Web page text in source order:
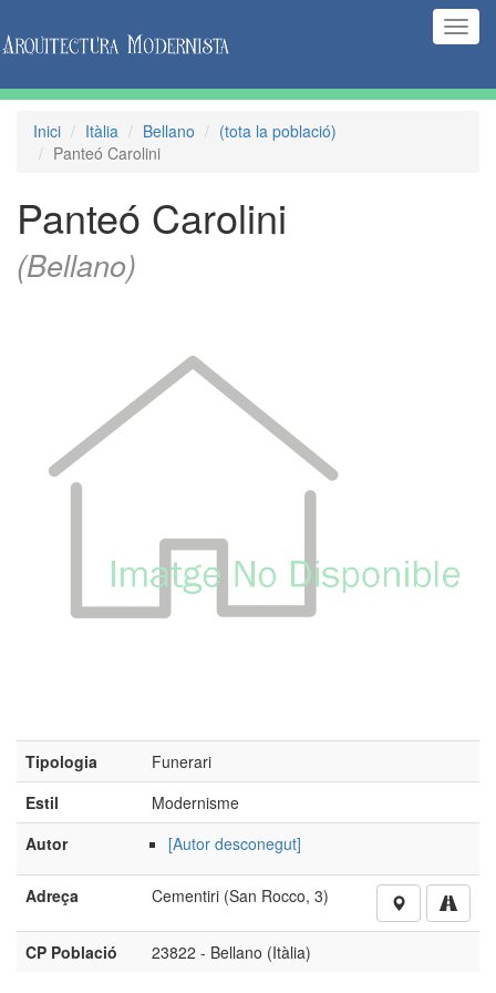
Inici Itàlia Bellano
(tota la població)
Panteó Carolini
Panteó Carolini
(Bellano)
Tipologia
Funerari
Estil
Modernisme
Autor
[Autor desconegut]
Adreça Cementiri (San Rocco, 3)
CP Població 23822 - Bellano (Itàlia)